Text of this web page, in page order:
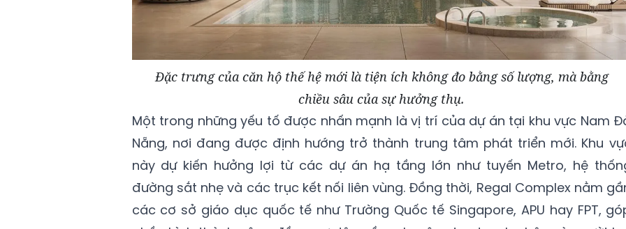
Đặc trưng của căn hộ thế hệ mới là tiện ích không đo bằng số lượng, mà bằng
chiều sâu của sự hưởng thụ.
Một trong những yếu tố được nhấn mạnh là vị trí của dự án tại khu vực Nam
Nẵng, nơi đang được định hướng trở thành trung tâm phát triển mới. Khu
này dự kiến hưởng lợi từ các dự án hạ tầng lớn như tuyến Metro, hệ
đường sắt nhẹ và các trục kết nối liên vùng. Đồng thời, Regal Complex nằm
các cơ sở giáo dục quốc tế như Trường Quốc tế Singapore, APU hay FPT,